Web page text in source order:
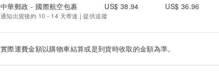
中華郵政 - 國際航空包裹
US$ 38.94 US$ 36.96
通知出貨後約 10 - 14 天寄達 | 提供追蹤
實際運費金額以購物車結算或是到貨時收取的金額為準。